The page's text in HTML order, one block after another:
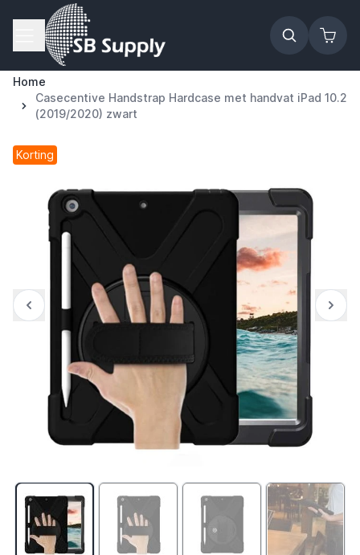
Ga naar de inhoud
Home
Casecentive Handstrap Hardcase met handvat iPad 10.2
(2019/2020) zwart
Korting